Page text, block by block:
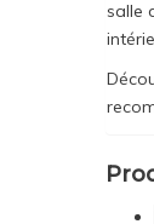
salle